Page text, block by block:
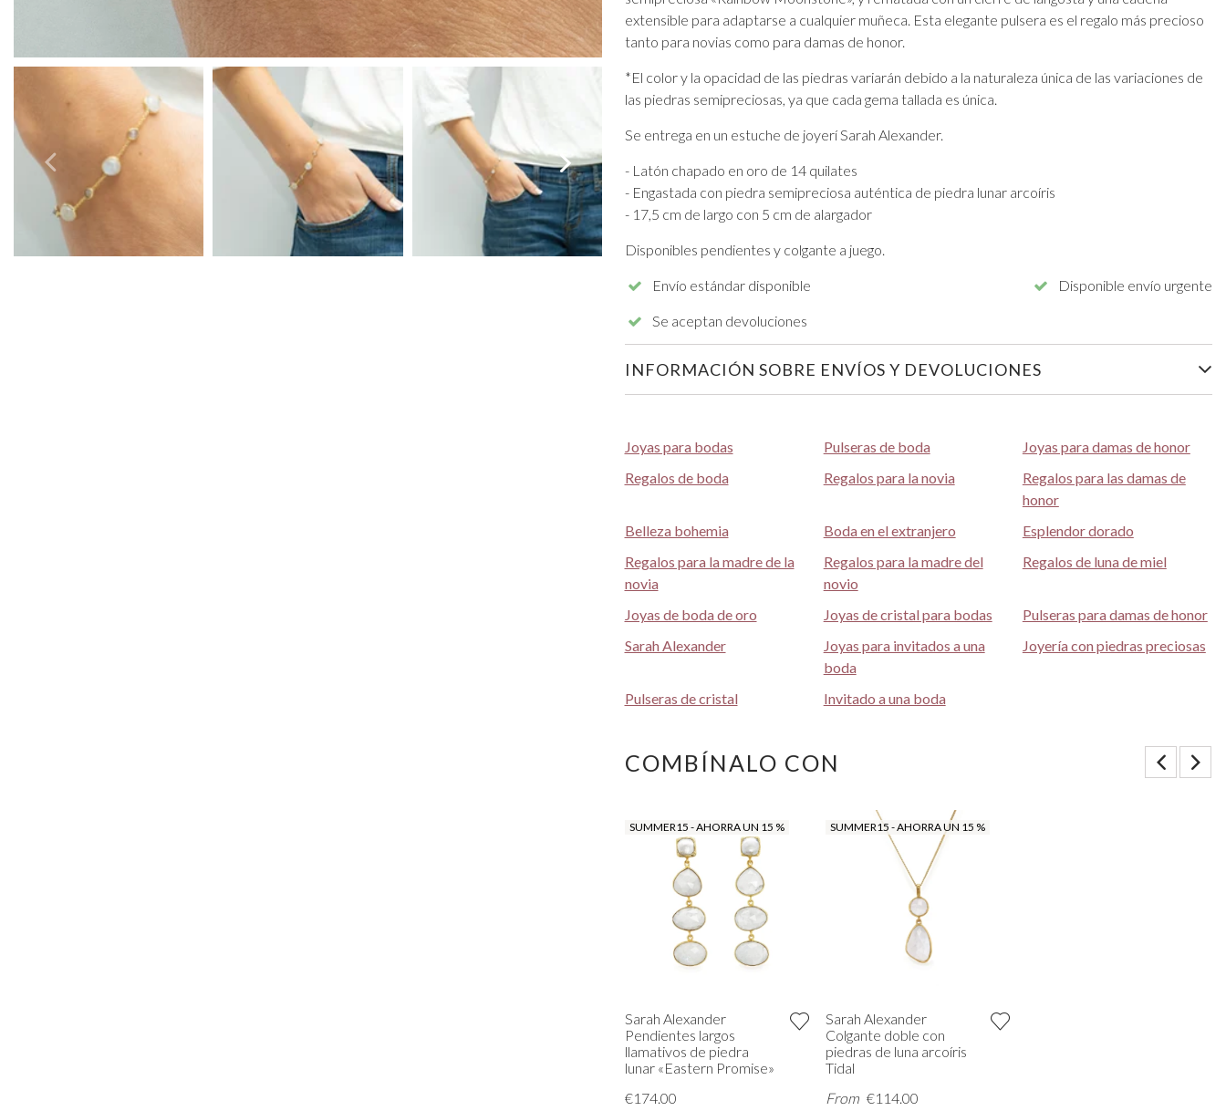
Collares para graduación
Conjuntos de joyas para graduación
Joyas de plata para graduación
Joyas de oro para graduación
VER TODO DE GRADUACIÓN
extensible para adaptarse a cualquier muñeca. Esta elegante pulsera es el regalo más precioso
tanto para novias como para damas de honor.
*El color y la opacidad de las piedras variarán debido a la naturaleza única de las variaciones de
las piedras semipreciosas, ya que cada gema tallada es única.
Se entrega en un estuche de joyerí Sarah Alexander.
- Latón chapado en oro de 14 quilates
- Engastada con piedra semipreciosa auténtica de piedra lunar arcoíris
- 17,5 cm de largo con 5 cm de alargador
Disponibles pendientes y colgante a juego.
Envío estándar disponible Disponible envío urgente
Se aceptan devoluciones
INFORMACIÓN SOBRE ENVÍOS Y DEVOLUCIONES
Joyas para bodas Pulseras de boda
Joyas para damas de honor
Regalos de boda
Regalos para la novia
Regalos para las damas de
honor
Belleza bohemia
Boda en el extranjero
Esplendor dorado
Regalos para la madre de la
novia
Regalos para la madre del
novio
Regalos de luna de miel
Joyas de boda de oro Joyas de cristal para bodas
Pulseras para damas de honor
Sarah Alexander
Joyas para invitados a una
boda
Joyería con piedras preciosas
Pulseras de cristal Invitado a una boda
COMBÍNALO CON
SUMMER15 - AHORRA UN 15 %
Sarah Alexander
Pendientes largos
llamativos de piedra
lunar «Eastern Promise»
€174.00
SUMMER15 - AHORRA UN 15 %
Sarah Alexander
Colgante doble con
piedras de luna arcoíris
Tidal
From €114.00